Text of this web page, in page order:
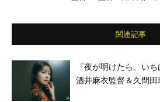
関連記事
『夜が明けたら、い
酒井麻衣監督＆久間